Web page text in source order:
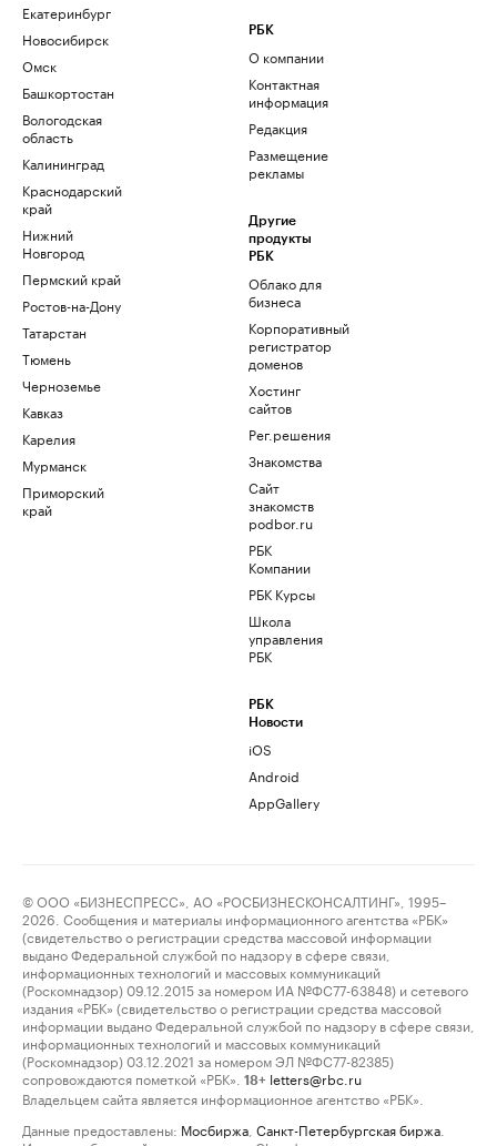
Екатеринбург
Новосибирск
Омск
Башкортостан
Вологодская
область
Калининград
Краснодарский
край
Нижний
Новгород
Пермский край
Ростов-на-Дону
Татарстан
Тюмень
Черноземье
Кавказ
Карелия
Мурманск
Приморский
край
РБК
О компании
Контактная
информация
Редакция
Размещение
рекламы
Другие
продукты
РБК
Облако для
бизнеса
Корпоративный
регистратор
доменов
Хостинг
сайтов
Рег.решения
Знакомства
Сайт
знакомств
podbor.ru
РБК
Компании
РБК Курсы
Школа
управления
РБК
РБК
Новости
iOS
Android
AppGallery
© ООО «БИЗНЕСПРЕСС», АО «РОСБИЗНЕСКОНСАЛТИНГ», 1995–
2026. Сообщения и материалы информационного агентства «РБК»
(свидетельство о регистрации средства массовой информации
выдано Федеральной службой по надзору в сфере связи,
информационных технологий и массовых коммуникаций
(Роскомнадзор) 09.12.2015 за номером ИА №ФС77-63848) и сетевого
издания «РБК» (свидетельство о регистрации средства массовой
информации выдано Федеральной службой по надзору в сфере связи,
информационных технологий и массовых коммуникаций
(Роскомнадзор) 03.12.2021 за номером ЭЛ №ФС77-82385)
сопровождаются пометкой «РБК».
18+ letters@rbc.ru
Владельцем сайта является информационное агентство «РБК».
Данные предоставлены: Мосбиржа Санкт-Петербургская биржа